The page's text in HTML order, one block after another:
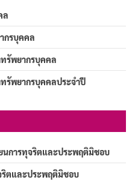
ล
กรบุคคล
รัพยากรบุคคล
รัพยากรบุคคลประจำปี
นการทุจริตและประพฤติมิชอบ
ริตและประพฤติมิชอบ